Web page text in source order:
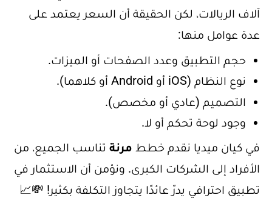
آلاف الريالات، لكن الحقيقة أن السعر يعتمد على
عدة عوامل منها:
حجم التطبيق وعدد الصفحات أو الميزات.
نوع النظام (iOS أو Android أو كلاهما).
التصميم (عادي أو مخصص).
وجود لوحة تحكم أو لا.
في كيان ميديا نقدم خطط مرنة تناسب الجميع، من
الأفراد إلى الشركات الكبرى. ونؤمن أن الاستثمار في
تطبيق احترافي يدرّ عائدًا يتجاوز التكلفة بكثير! 💸📈